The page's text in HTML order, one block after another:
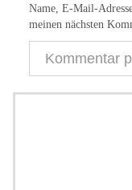
Name, E-Mail-
meinen nächsten